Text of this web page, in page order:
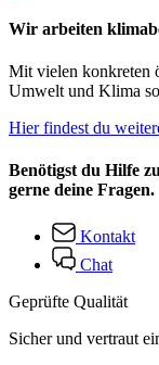
Wir arbeiten
Mit vielen konkreten
Umwelt und Klima
Hier findest du
Benötigst du Hilfe
gerne deine Fragen.
Kontakt
Chat
Geprüfte Qualität
Sicher und vertraut